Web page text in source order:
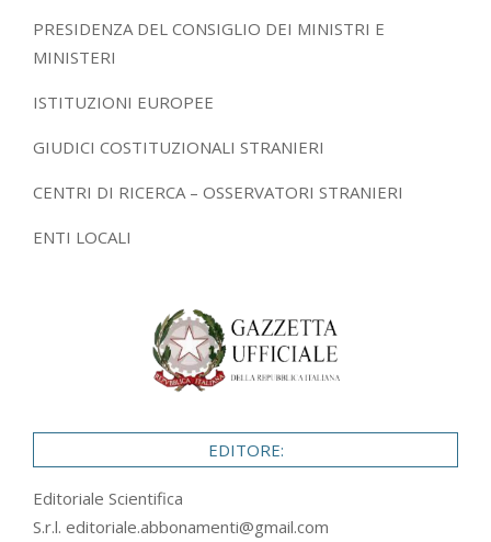
PRESIDENZA DEL CONSIGLIO DEI MINISTRI E
MINISTERI
ISTITUZIONI EUROPEE
GIUDICI COSTITUZIONALI STRANIERI
CENTRI DI RICERCA – OSSERVATORI STRANIERI
ENTI LOCALI
EDITORE:
Editoriale Scientifica
S.r.l. editoriale.abbonamenti@gmail.com